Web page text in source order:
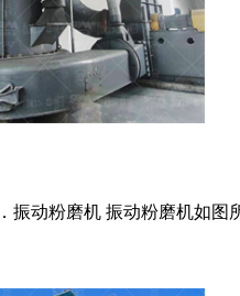
振动粉磨机 振动粉磨机如